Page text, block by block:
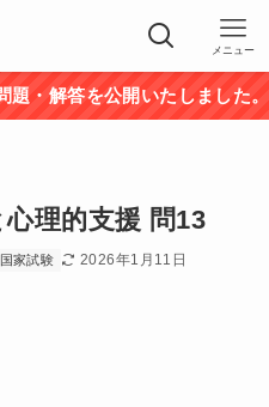
メニュー
答を公開いたしました。途
理的支援 問13
家試験 2026年1月11日